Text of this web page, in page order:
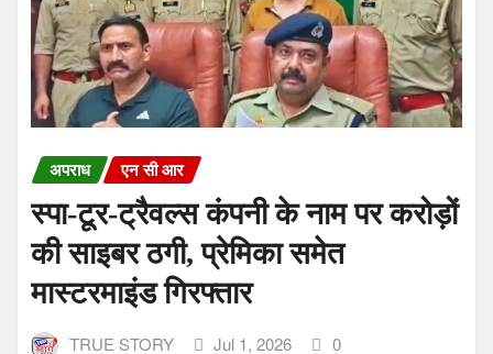
अपराध एन सी आर
स्पा-टूर-ट्रैवल्स कंपनी के नाम पर करोड़ों
की साइबर ठगी, प्रेमिका समेत
मास्टरमाइंड गिरफ्तार
TRUE STORY Jul 1, 2026
UP के मेरठ जिले की नौचंदी थाना पुलिस और साइबर सेल ने संयुक्त